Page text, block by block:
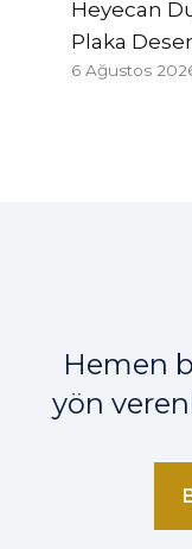
Heyecan
Plaka
6 Ağustos
Hemen
yön